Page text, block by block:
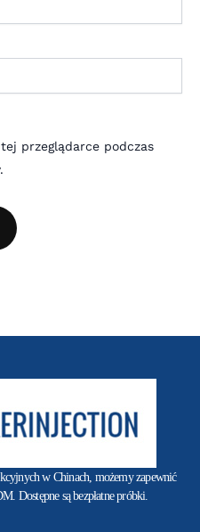
przeglądarce podczas
w Chinach, możemy zapewnić
Dostępne są bezpłatne próbki.